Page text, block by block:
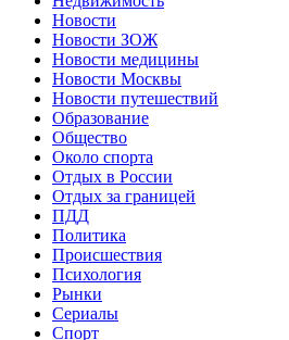
Новости
Новости ЗОЖ
Новости медицины
Новости Москвы
Новости путешествий
Образование
Общество
Около спорта
Отдых в России
Отдых за границей
ПДД
Политика
Происшествия
Психология
Рынки
Сериалы
Спорт